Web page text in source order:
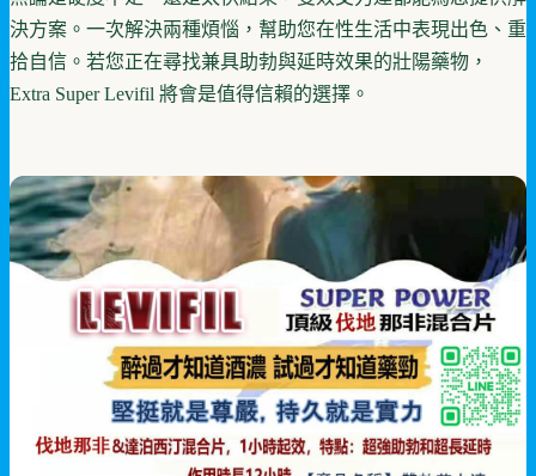
決方案。一次解決兩種煩惱，幫助您在性生活中表現出色、重
拾自信。若您正在尋找兼具助勃與延時效果的壯陽藥物，
Extra Super Levifil 將會是值得信賴的選擇。